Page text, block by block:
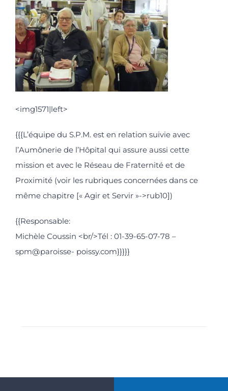
<img1571|left>
{{{L’équipe du S.P.M. est en relation suivie avec
l’Aumônerie de l’Hôpital qui assure aussi cette
mission et avec le Réseau de Fraternité et de
Proximité (voir les rubriques concernées dans ce
même chapitre [« Agir et Servir »->rub10])
{{Responsable:
Michèle Coussin <br/>Tél : 01-39-65-07-78 –
spm@paroisse- poissy.com}}}}}